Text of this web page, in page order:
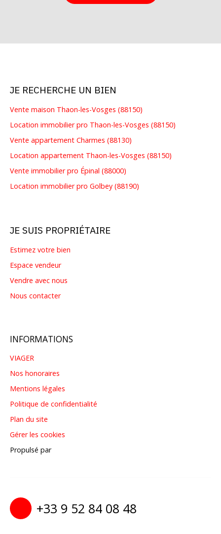
JE RECHERCHE UN BIEN
Vente maison Thaon-les-Vosges (88150)
Location immobilier pro Thaon-les-Vosges (88150)
Vente appartement Charmes (88130)
Location appartement Thaon-les-Vosges (88150)
Vente immobilier pro Épinal (88000)
Location immobilier pro Golbey (88190)
JE SUIS PROPRIÉTAIRE
Estimez votre bien
Espace vendeur
Vendre avec nous
Nous contacter
INFORMATIONS
VIAGER
Nos honoraires
Mentions légales
Politique de confidentialité
Plan du site
Gérer les cookies
Propulsé par
+33 9 52 84 08 48